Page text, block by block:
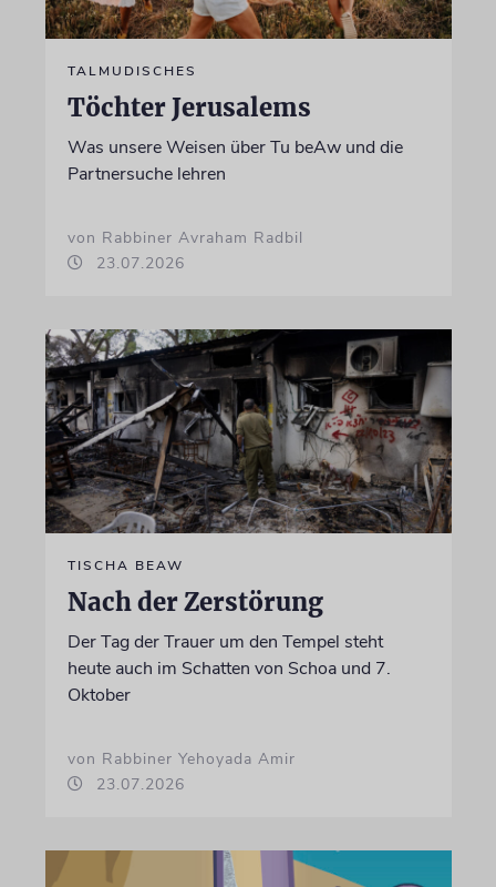
TALMUDISCHES
Töchter Jerusalems
Was unsere Weisen über Tu beAw und die
Partnersuche lehren
von Rabbiner Avraham Radbil
23.07.2026
TISCHA BEAW
Nach der Zerstörung
Der Tag der Trauer um den Tempel steht
heute auch im Schatten von Schoa und 7.
Oktober
von Rabbiner Yehoyada Amir
23.07.2026